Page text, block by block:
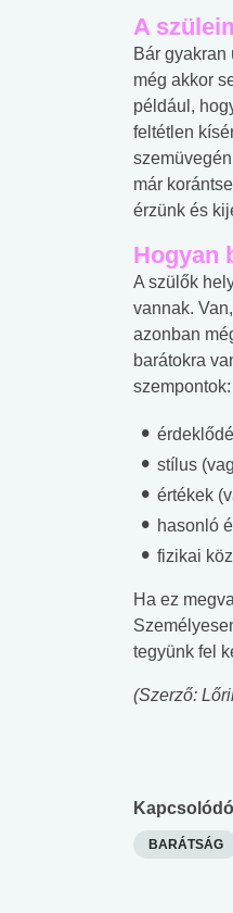
A
Bár gyakran
még akkor
például,
feltétlen
már
érzünk és
Hogyan
A szülők
vannak.
azonban
barátokra
szempontok:
stílus
értékek
hasonló
fizikai
Ha ez
tegyünk fel
(Szerző:
BARÁTSÁG